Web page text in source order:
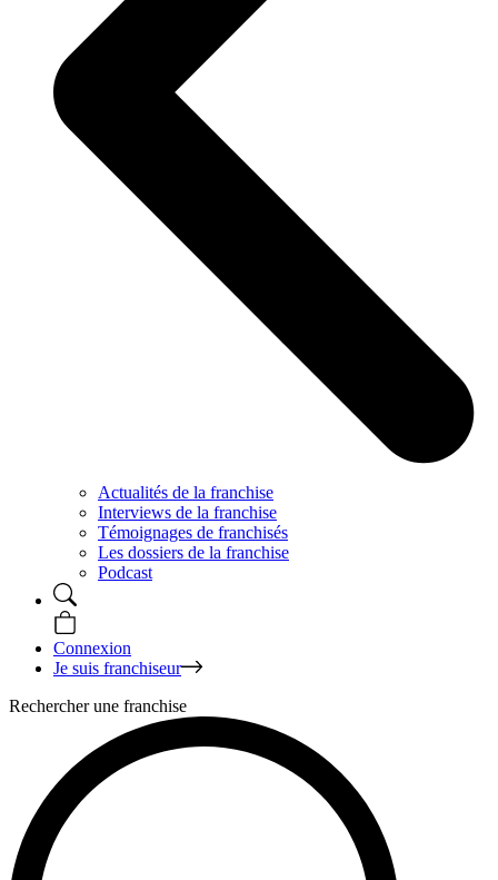
Actualités de la franchise
Interviews de la franchise
Témoignages de franchisés
Les dossiers de la franchise
Podcast
Connexion
Je suis franchiseur
Rechercher une franchise